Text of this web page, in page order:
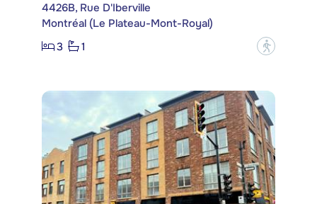
4426B, Rue D'Iberville
Montréal (Le Plateau-Mont-Royal)
3
1 ?